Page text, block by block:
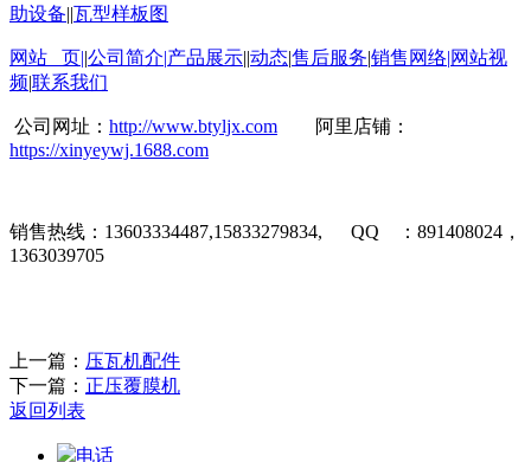
助设备||瓦型样板图
网站 页||公司简介|产品展示||动态|售后服务|销售网络|网站视
频|联系我们
公司网址： http://www.btyljx.com
阿里店铺：
https://xinyeywj.1688.com
销售热线： 13603334487,15833279834, QQ ： 891408024 ，
1363039705
上一篇： 压瓦机配件
下一篇： 正压覆膜机
返回列表
电话